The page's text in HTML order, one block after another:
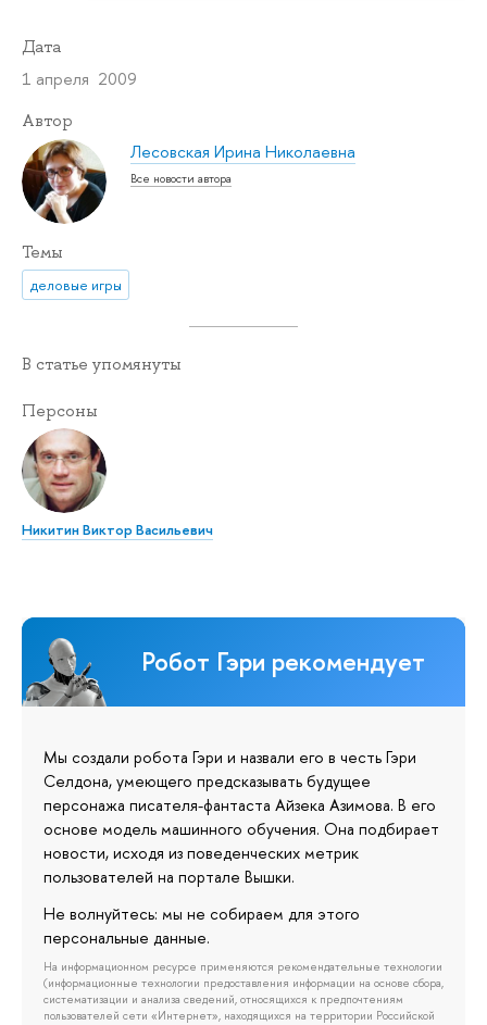
Дата
1 апреля 2009
Автор
Лесовская Ирина Николаевна
Все новости автора
Темы
деловые игры
В статье упомянуты
Персоны
Никитин Виктор Васильевич
Робот Гэри рекомендует
Мы создали робота Гэри и назвали его в честь Гэри
Селдона, умеющего предсказывать будущее
персонажа писателя-фантаста Айзека Азимова. В его
основе модель машинного обучения. Она подбирает
новости, исходя из поведенческих метрик
пользователей на портале Вышки.
Не волнуйтесь: мы не собираем для этого
персональные данные.
На информационном ресурсе применяются рекомендательные технологии
(информационные технологии предоставления информации на основе сбора,
систематизации и анализа сведений, относящихся к предпочтениям
пользователей сети «Интернет», находящихся на территории Российской